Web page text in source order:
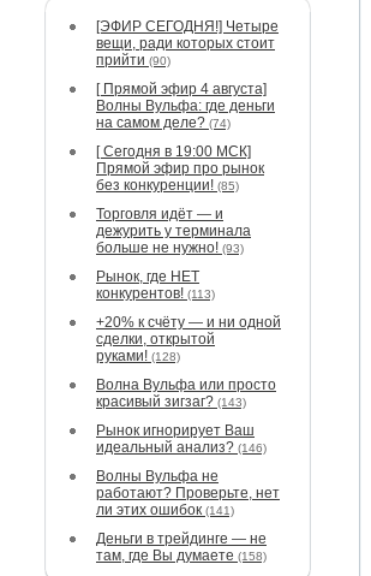
[ЭФИР СЕГОДНЯ!] Четыре
вещи, ради которых стоит
прийти (90)
[ Прямой эфир 4 августа]
Волны Вульфа: где деньги
на самом деле? (74)
[ Сегодня в 19:00 МСК]
Прямой эфир про рынок
без конкуренции! (85)
Торговля идёт — и
дежурить у терминала
больше не нужно! (93)
Рынок, где НЕТ
конкурентов! (113)
+20% к счёту — и ни одной
сделки, открытой
руками! (128)
Волна Вульфа или просто
красивый зигзаг? (143)
Рынок игнорирует Ваш
идеальный анализ? (146)
Волны Вульфа не
работают? Проверьте, нет
ли этих ошибок (141)
Деньги в трейдинге — не
там, где Вы думаете (158)